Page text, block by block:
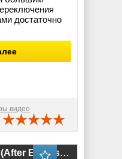
достаточно
видео
VideoHivePack - 582 (After Effects Projects Pack)